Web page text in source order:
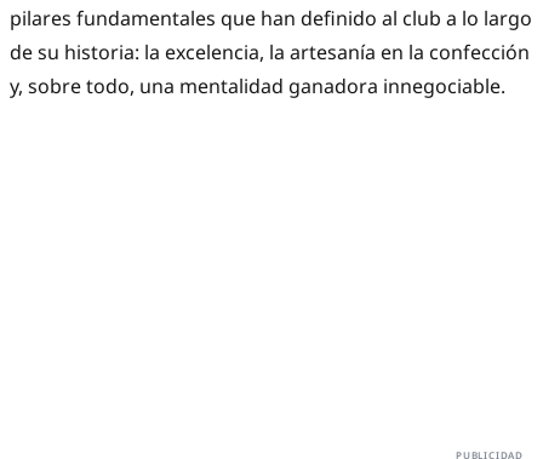
pilares fundamentales que han definido al club a lo largo
de su historia: la excelencia, la artesanía en la confección
y, sobre todo, una mentalidad ganadora innegociable.